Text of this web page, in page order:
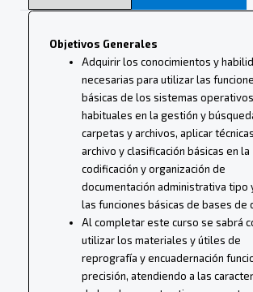
Objetivos Generales
Adquirir los conocimientos y
necesarias para utilizar las
básicas de los sistemas operativos
habituales en la gestión y
carpetas y archivos, aplicar
archivo y clasificación básicas en la
codificación y organización de
documentación administrativa tipo
las funciones básicas de bases de
Al completar este curso se sabrá
utilizar los materiales y útiles de
reprografía y encuadernación
precisión, atendiendo a las